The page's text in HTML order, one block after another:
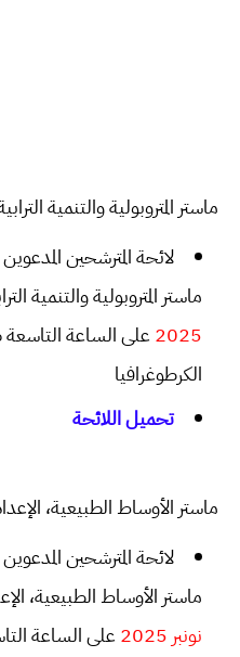
ماستر المتروبولية والتنمية
لائحة المترشحين
ماستر المتروبولية والتنمية
2025 على الساعة التاسعة
الكرطوغرافيا
تحميل اللائحة
ماستر الأوساط الطبيعية،
لائحة المترشحين
ماستر الأوساط الطبيعية،
نونبر 2025
على الساعة